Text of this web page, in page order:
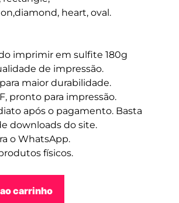
heart, oval.
imprimir em sulfite 180g
de impressão.
maior durabilidade.
pronto para impressão.
após o pagamento. Basta
downloads do site.
o WhatsApp.
físicos.
carrinho